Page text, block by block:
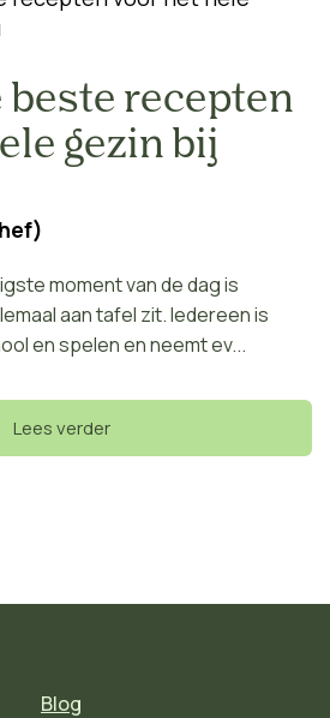
beste recepten
gezin bij
moment van de dag is
aan tafel zit. Iedereen is
en spelen en neemt ev...
Lees verder
Blog